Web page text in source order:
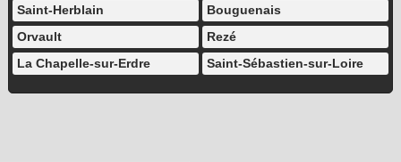
Saint-Herblain
Bouguenais
Orvault
Rezé
La Chapelle-sur-Erdre
Saint-Sébastien-sur-Loire